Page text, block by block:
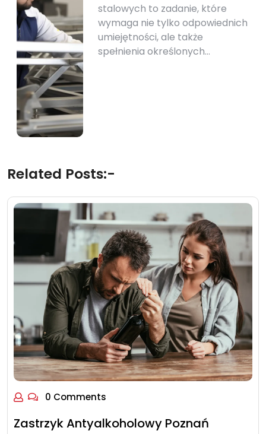
stalowych to zadanie, które
wymaga nie tylko odpowiednich
umiejętności, ale także
spełnienia określonych…
Related Posts:-
0 Comments
Zastrzyk Antyalkoholowy Poznań